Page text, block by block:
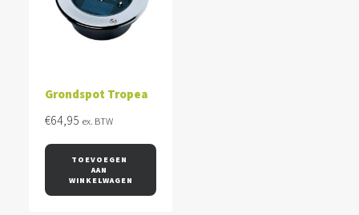
Grondspot Tropea
€64,95 ex. BTW
TOEVOEGEN
AAN
WINKELWAGEN